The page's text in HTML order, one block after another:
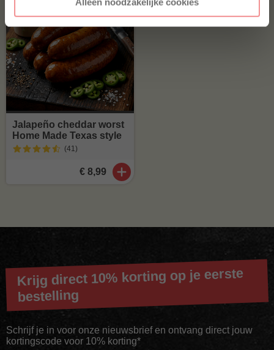
Jalapeño cheddar worst
Home Made Texas style
(41)
€ 8,99
Krijg direct 10% korting op je eerste
bestelling
Schrijf je in voor onze nieuwsbrief en ontvang direct jouw
kortingscode voor 10% korting*